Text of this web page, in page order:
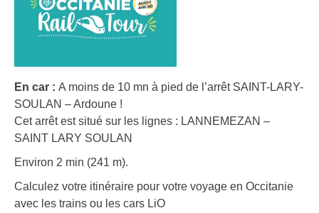
En car : A moins de 10 mn à pied de l’arrêt SAINT-LARY-
SOULAN – Ardoune !
Cet arrêt est situé sur les lignes : LANNEMEZAN –
SAINT LARY SOULAN
Environ 2 min (241 m).
Calculez votre itinéraire pour votre voyage en Occitanie
avec les trains ou les cars LiO